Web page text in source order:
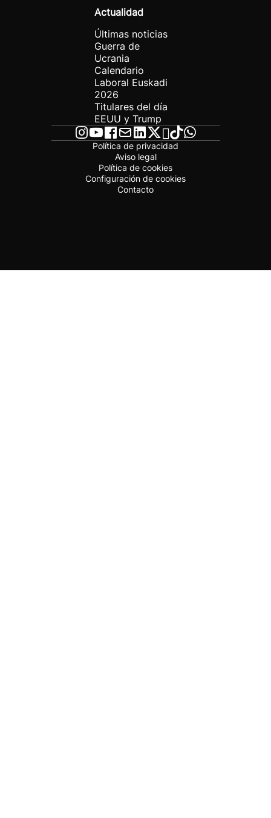
Actualidad
Últimas noticias
Guerra de
Ucrania
Calendario
Laboral Euskadi
2026
Titulares del día
EEUU y Trump
Política de privacidad
Aviso legal
Política de cookies
Configuración de cookies
Contacto